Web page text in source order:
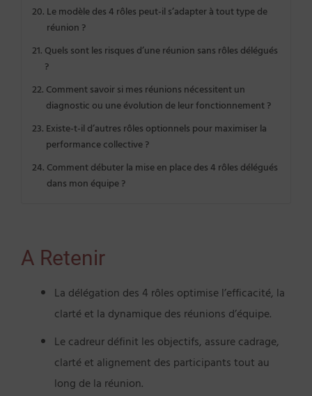
Le modèle des 4 rôles peut-il s’adapter à tout type de
réunion ?
Quels sont les risques d’une réunion sans rôles délégués
?
Comment savoir si mes réunions nécessitent un
diagnostic ou une évolution de leur fonctionnement ?
Existe-t-il d’autres rôles optionnels pour maximiser la
performance collective ?
Comment débuter la mise en place des 4 rôles délégués
dans mon équipe ?
A Retenir
La délégation des 4 rôles optimise l’efficacité, la
clarté et la dynamique des réunions d’équipe.
Le cadreur définit les objectifs, assure cadrage,
clarté et alignement des participants tout au
long de la réunion.